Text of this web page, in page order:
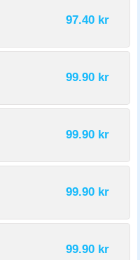
97.40 kr
99.90 kr
99.90 kr
99.90 kr
99.90 kr